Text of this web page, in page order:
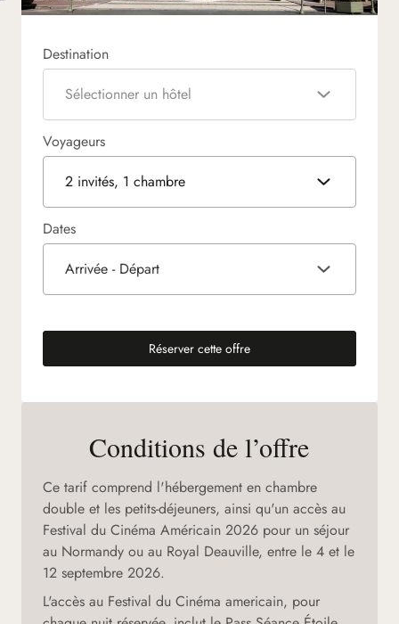
Destination
Sélectionner un hôtel
Voyageurs
2 invités, 1 chambre
Dates
Arrivée - Départ
Réserver cette offre
(nouvel onglet)
Conditions de l’offre
Ce tarif comprend l'hébergement en chambre
double et les petits-déjeuners, ainsi qu'un accès au
Festival du Cinéma Américain 2026 pour un séjour
au Normandy ou au Royal Deauville, entre le 4 et le
12 septembre 2026.
L'accès au Festival du Cinéma americain, pour